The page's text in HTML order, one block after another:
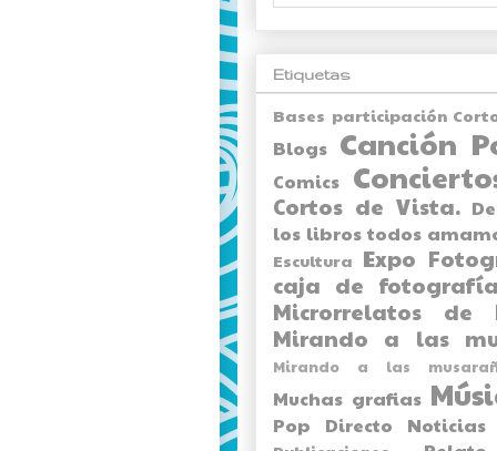
Etiquetas
Bases participación
Blogs Canción
Comics
Cortos de Vista.
los libros todos
Escultura Expo
caja de
Microrrelatos de
Mirando a las
Mirando a las
Muchas grafias
Pop Directo Noticias